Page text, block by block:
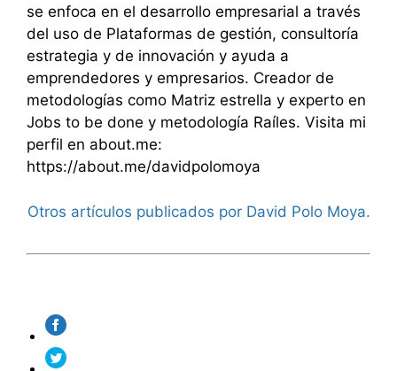
se enfoca en el desarrollo empresarial a través
del uso de Plataformas de gestión, consultoría
estrategia y de innovación y ayuda a
emprendedores y empresarios. Creador de
metodologías como Matriz estrella y experto en
Jobs to be done y metodología Raíles. Visita mi
perfil en about.me:
https://about.me/davidpolomoya
Otros artículos publicados por David Polo Moya.